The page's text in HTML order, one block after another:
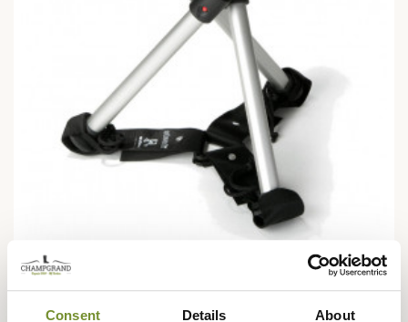
Consent Details About
WALKSTOOL